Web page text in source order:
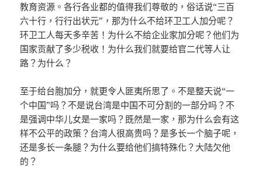
教育资源。各行各业都的值得我们尊敬的，俗话说“三百
六十行，行行出状元”，那为什么不给环卫工人加分呢？
环卫工人每天多辛苦！为什么不给企业家加分呢？他们为
国家贡献了多少税收！为什么我们就要给官二代等人让
路？为什么？
至于给台胞加分，就更令人匪夷所思了。不是整天说“一
个中国”吗？不是说台湾是中国不可分割的一部分吗？不
是强调中华儿女是一家吗？既然是一家，那为什么会有这
样不公平的政策？台湾人很高贵吗？是多长一个脑子呢，
还是多长一条腿？为什么要给他们搞特殊化？大陆欠他
的？